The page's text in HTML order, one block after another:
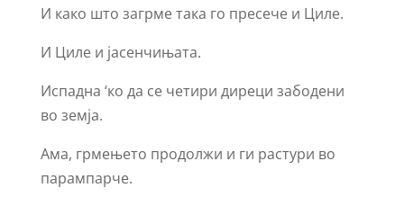
И како што загрме така го пресече и Циле.
И Циле и јасенчињата.
Испадна ‘ко да се четири диреци забодени
во земја.
Ама, грмењето продолжи и ги растури во
парампарче.